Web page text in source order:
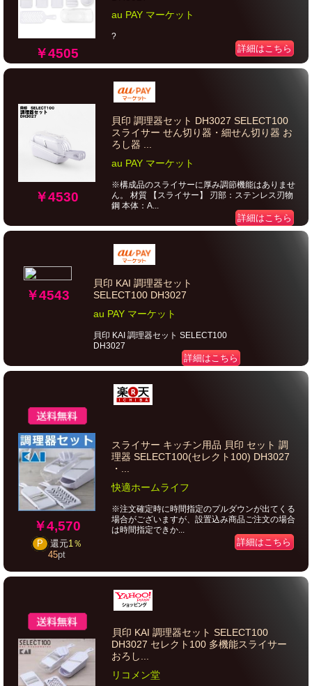
￥4505
au PAY マーケット
?
詳細はこちら
￥4530
貝印 調理器セット DH3027 SELECT100
スライサー せん切り器・細せん切り器 お
ろし器 ...
au PAY マーケット
※構成品のスライサーに厚み調節機能はありませ
ん。 材質 【スライサー】 刃部：ステンレス刃物
鋼 本体：A...
詳細はこちら
￥4543
貝印 KAI 調理器セット
SELECT100 DH3027
au PAY マーケット
貝印 KAI 調理器セット SELECT100
DH3027
詳細はこちら
￥4,570
P 還元1％
45pt
スライサー キッチン用品 貝印 セット 調
理器 SELECT100(セレクト100) DH3027
・...
快適ホームライフ
※注文確定時に時間指定のプルダウンが出てくる
場合がございますが、設置込み商品ご注文の場合
は時間指定できか...
詳細はこちら
貝印 KAI 調理器セット SELECT100
DH3027 セレクト100 多機能スライサー
おろし...
リコメン堂